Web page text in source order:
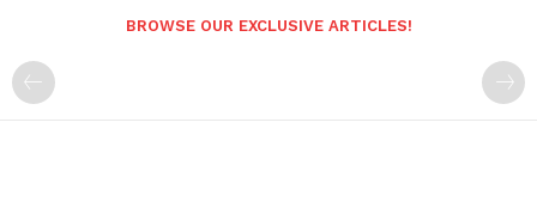
BROWSE OUR EXCLUSIVE ARTICLES!